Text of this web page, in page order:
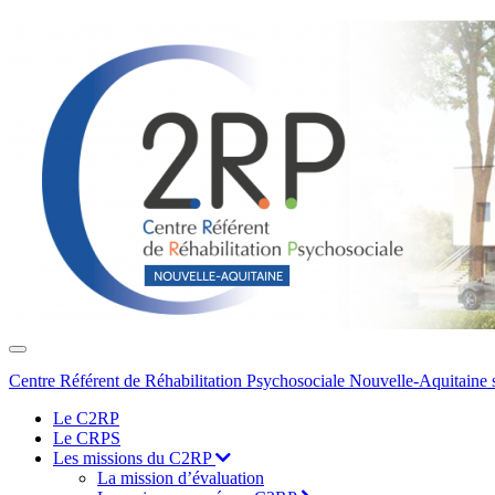
Toggle
navigation
Centre Référent de Réhabilitation Psychosociale Nouvelle-Aquitaine
Le C2RP
Le CRPS
Les missions du C2RP
La mission d’évaluation